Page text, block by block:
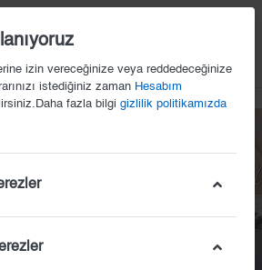
izin vereceğinize veya reddedeceğinize
istediğiniz zaman Hesabım
fazla bilgi gizlilik politikamızda